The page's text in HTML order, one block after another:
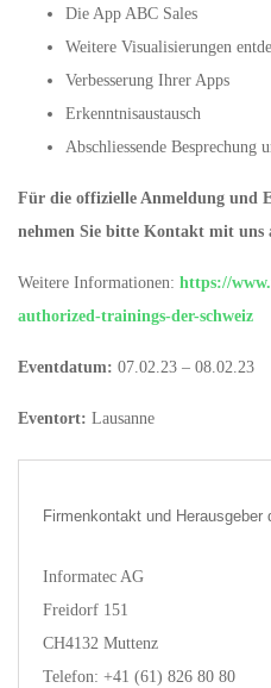
Die App ABC Sales
Weitere Visualisierungen
Verbesserung Ihrer Apps
Erkenntnisaustausch
Abschliessende Besprechung
Für die offizielle Anmeldung und
nehmen Sie bitte Kontakt mit uns
Weitere Informationen: https://
authorized-trainings-der-schweiz
Eventdatum: 07.02.23 – 08.02.23
Eventort: Lausanne
Firmenkontakt und Herausgeber
Informatec AG
Freidorf 151
CH4132 Muttenz
Telefon: +41 (61) 826 80 80